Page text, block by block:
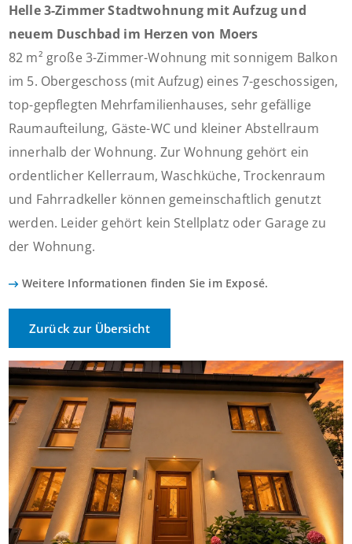
Helle 3-Zimmer Stadtwohnung mit Aufzug und
neuem Duschbad im Herzen von Moers
82 m² große 3-Zimmer-Wohnung mit sonnigem Balkon
im 5. Obergeschoss (mit Aufzug) eines 7-geschossigen,
top-gepflegten Mehrfamilienhauses, sehr gefällige
Raumaufteilung, Gäste-WC und kleiner Abstellraum
innerhalb der Wohnung. Zur Wohnung gehört ein
ordentlicher Kellerraum, Waschküche, Trockenraum
und Fahrradkeller können gemeinschaftlich genutzt
werden. Leider gehört kein Stellplatz oder Garage zu
der Wohnung.
Weitere Informationen finden Sie im Exposé.
Zurück zur Übersicht